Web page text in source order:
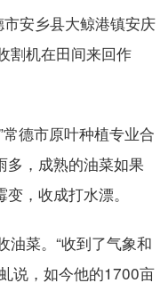
安乡县大鲸港镇安庆
割机在田间来回作
德市原叶种植专业合
多，成熟的油菜如果
，收成打水漂。
菜。“收到了气象和
说，如今他的1700亩